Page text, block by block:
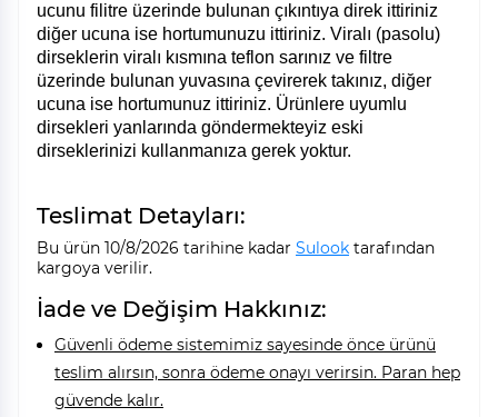
ucunu filitre üzerinde bulunan çıkıntıya direk ittiriniz
diğer ucuna ise hortumunuzu ittiriniz. Viralı (pasolu)
dirseklerin viralı kısmına teflon sarınız ve filtre
üzerinde bulunan yuvasına çevirerek takınız, diğer
ucuna ise hortumunuz ittiriniz. Ürünlere uyumlu
dirsekleri yanlarında göndermekteyiz eski
dirseklerinizi kullanmanıza gerek yoktur.
Teslimat Detayları:
Bu ürün 10/8/2026 tarihine kadar Sulook tarafından
kargoya verilir.
İade ve Değişim Hakkınız:
Güvenli ödeme sistemimiz sayesinde önce ürünü
teslim alırsın, sonra ödeme onayı verirsin. Paran hep
güvende kalır.